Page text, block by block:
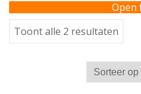
Open
Toont alle 2 resultaten
op
prijs:
laag